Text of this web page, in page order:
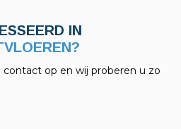
IN
op en wij proberen u zo